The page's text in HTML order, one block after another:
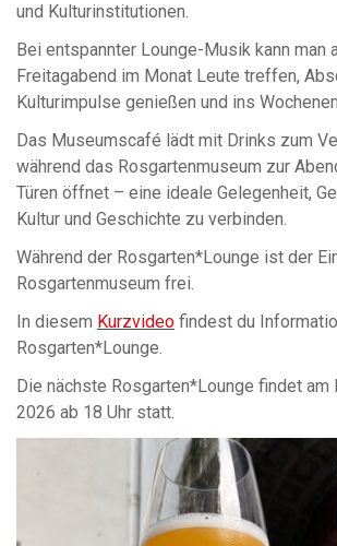
und Kulturinstitutionen.
Bei entspannter Lounge-Musik kann man
Freitagabend im Monat Leute treffen,
Kulturimpulse genießen und ins
Das Museumscafé lädt mit Drinks zum
während das Rosgartenmuseum zur
Türen öffnet – eine ideale Gelegenheit,
Kultur und Geschichte zu verbinden.
Während der Rosgarten*Lounge ist der
Rosgartenmuseum frei.
In diesem Kurzvideo findest du
Rosgarten*Lounge.
Die nächste Rosgarten*Lounge findet am
2026 ab 18 Uhr statt.